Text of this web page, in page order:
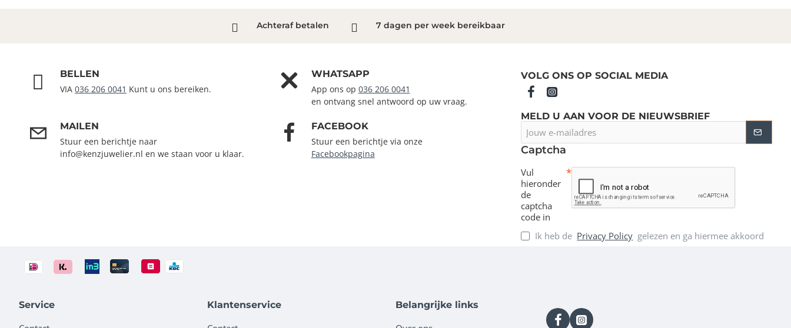
Achteraf betalen 7 dagen per week bereikbaar
BELLEN
VIA 036 206 0041 Kunt u ons bereiken.
WHATSAPP
App ons op 036 206 0041
en ontvang snel antwoord op uw vraag.
MAILEN
Stuur een berichtje naar
info@kenzjuwelier.nl en we staan voor u klaar.
FACEBOOK
Stuur een berichtje via onze
Facebookpagina
VOLG ONS OP SOCIAL MEDIA
MELD U AAN VOOR DE NIEUWSBRIEF
Jouw
e-
mailadres
Captcha
Vul
hieronder
de
captcha
code in
Ik heb de Privacy Policy gelezen en ga hiermee akkoord
Service Klantenservice Belangrijke links